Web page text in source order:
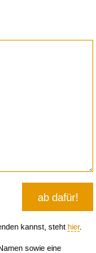
kannst, steht hier.
sowie eine